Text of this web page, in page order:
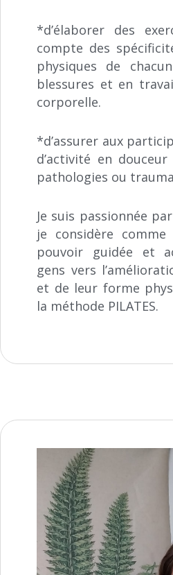
*d’élaborer des
compte des
physiques de
blessures et en
corporelle.
*d’assurer aux
d’activité en
pathologies ou
Je suis passionnée
je considère
pouvoir guidée et
gens vers
et de leur forme
la méthode PILATES.